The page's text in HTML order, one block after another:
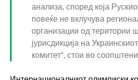
анализа, според која
повеќе не вклучува
организации од територии
јурисдикција на
комитет“, стои во